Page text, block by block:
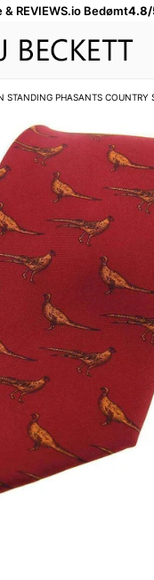
& REVIEWS.io Bedømt4.8/
STANDING PHASANTS COUNTRY